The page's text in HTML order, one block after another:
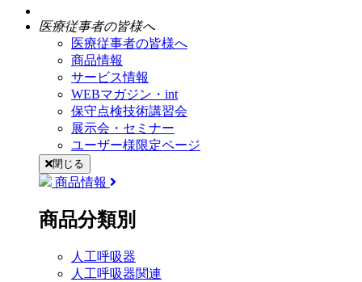
医療従事者の皆様へ
医療従事者の皆様へ
商品情報
サービス情報
WEBマガジン・int
保守点検技術講習会
展示会・セミナー
ユーザー様限定ページ
閉じる
商品情報
商品分類別
人工呼吸器
人工呼吸器関連